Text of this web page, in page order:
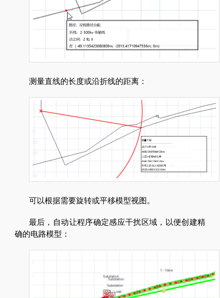
测量直线的长度或沿折线的距离：
可以根据需要旋转或平移模型视图。
最后，自动让程序确定感应干扰区域，以便创建精
确的电路模型：